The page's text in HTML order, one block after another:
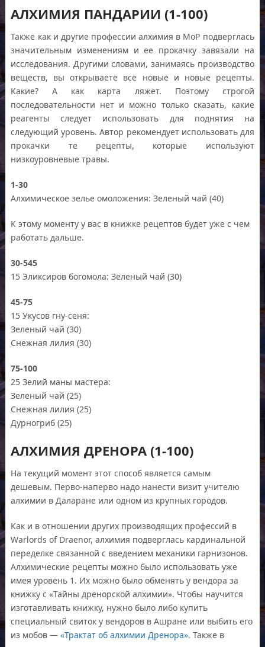
АЛХИМИЯ ПАНДАРИИ (1-100)
Также как и другие профессии алхимия в МоР подверглась
значительным изменениям и ее прокачку завязали на
исследования. Другими словами, занимаясь производство
веществ, вы открываете все новые и новые рецепты.
Какие? А как карта ляжет. Поэтому строгой
последовательности нет и можно только сказать, какие
реагенты следует использовать для поднятия на
следующий уровень. Автор рекомендует использовать для
прокачки те рецепты, которые используют
низкоуровневые травы.
1-30
Алхимическое зелье омоложения: Зеленый чай (40)
К этому моменту у вас в книжке рецептов будет уже с чем
работать дальше.
30-545
15 Эликсиров богомола: Зеленый чай (30)
45-75
15 Укусов гну-сеня:
Зеленый чай (30)
Снежная лилия (30)
75-100
25 Зелий маны мастера:
Зеленый чай (25)
Снежная лилия (25)
Дурногриб (25)
АЛХИМИЯ ДРЕНОРА (1-100)
На текущий момент этот способ является самым
дешевым. Перво-наперво надо нанести визит учителю
алхимии в Даларане или одном из крупных городов.
Как и в отношении других производящих профессий в
Warlords of Draenor, алхимия подверглась кардинальной
переделке связанной с введением механики гарнизонов.
Алхимические рецепты можно было использовать уже
имея уровень 1. Их можно было обменять у вендора за
книжку с «Тайны дренорской алхимии». Чтобы научится
изготавливать книжку, нужно было либо купить
специальный свиток у вендоров в Ашране или выбить его
из мобов —«Трактат об алхимии Дренора». Также в